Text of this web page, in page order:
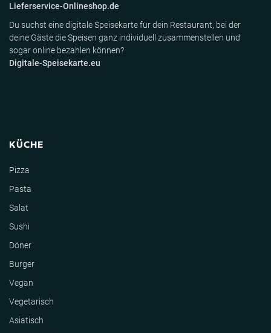
Lieferservice-Onlineshop.de
Du suchst eine digitale Speisekarte für dein Restaurant, bei der
deine Gäste die Speisen ganz individuell zusammenstellen und
sogar online bezahlen können?
Digitale-Speisekarte.eu
KÜCHE
Pizza
Pasta
Salat
Sushi
Döner
Burger
Vegan
Vegetarisch
Asiatisch